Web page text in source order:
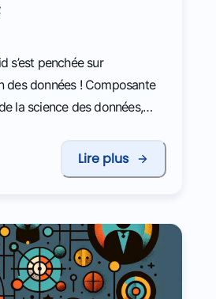
s’est penchée sur
des données ! Composante
la science des données,
et fiscales.Lire plus